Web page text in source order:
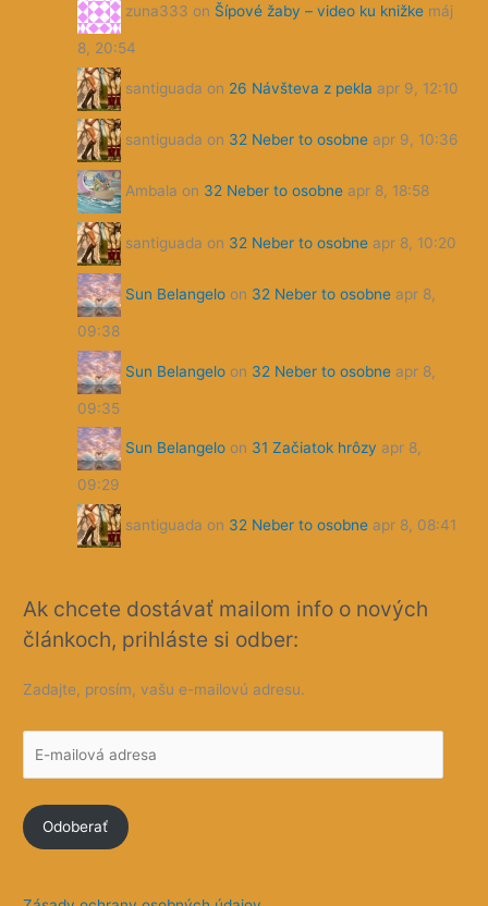
zuna333 on Šípové žaby – video ku knižke máj
8, 20:54
santiguada on 26 Návšteva z pekla apr 9, 12:10
santiguada on 32 Neber to osobne apr 9, 10:36
Ambala on 32 Neber to osobne apr 8, 18:58
santiguada on 32 Neber to osobne apr 8, 10:20
Sun Belangelo on 32 Neber to osobne apr 8,
09:38
Sun Belangelo on 32 Neber to osobne apr 8,
09:35
Sun Belangelo on 31 Začiatok hrôzy apr 8,
09:29
santiguada on 32 Neber to osobne apr 8, 08:41
Ak chcete dostávať mailom info o nových
článkoch, prihláste si odber:
Zadajte, prosím, vašu e-mailovú adresu.
a
Odoberať